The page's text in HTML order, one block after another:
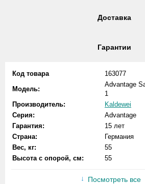
Доставка
Гарантии
Код товара
163077
Модель:
Advantage
1
Производитель:
Kaldewei
Серия:
Advantage
Гарантия:
15 лет
Страна:
Германия
Вес, кг:
55
Высота с опорой, см:
55
Посмотреть все